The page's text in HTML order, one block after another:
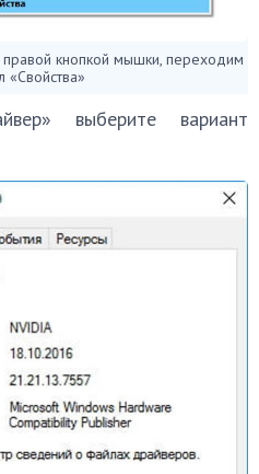
кнопкой мышки, переходим
«Свойства»
выберите вариант